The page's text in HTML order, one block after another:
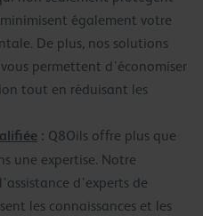
également votre
De plus, nos solutions
permettent d’économiser
tout en réduisant les
: Q8Oils offre plus que
une expertise. Notre
d’experts de
les connaissances et les